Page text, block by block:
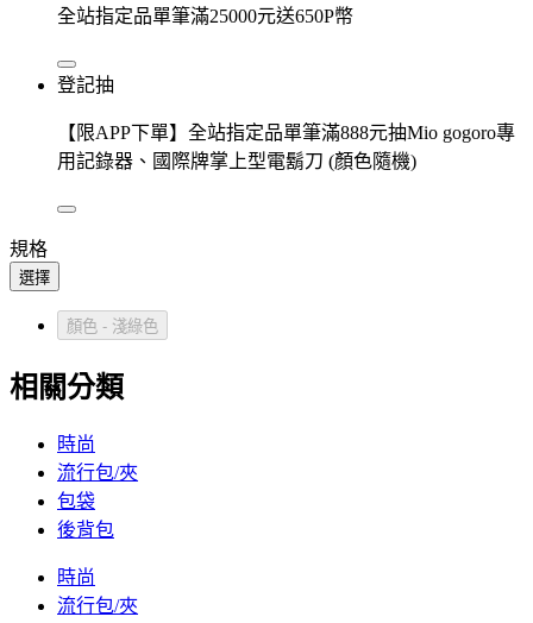
全站指定品單筆滿25000元送650P幣
登記抽
【限APP下單】全站指定品單筆滿888元抽Mio gogoro專
用記錄器、國際牌掌上型電鬍刀 (顏色隨機)
規格
選擇
顏色 - 淺綠色
相關分類
時尚
流行包/夾
包袋
後背包
時尚
流行包/夾